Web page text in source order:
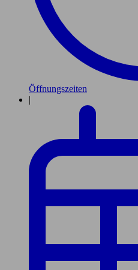
Öffnungszeiten
|